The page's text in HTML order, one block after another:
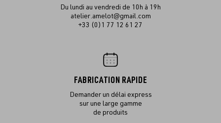
Du lundi au vendredi de 10h à 19h
atelier.amelot@gmail.com
+33 (0)1 77 12 61 27
FABRICATION RAPIDE
Demander un délai express
sur une large gamme
de produits